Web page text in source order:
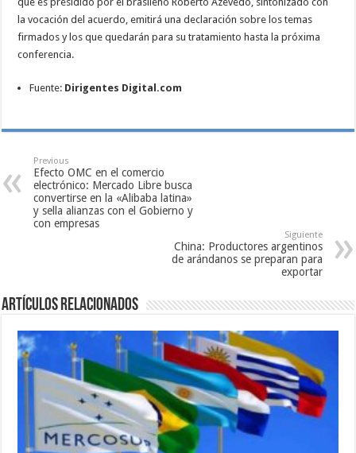
la vocación del acuerdo, emitirá una declaración sobre los temas
firmados y los que quedarán para su tratamiento hasta la próxima
conferencia.
Fuente: Dirigentes Digital.com
Previous
Efecto OMC en el comercio
electrónico: Mercado Libre busca
convertirse en la «Alibaba latina»
y sella alianzas con el Gobierno y
con empresas
Siguiente
China: Productores argentinos
de arándanos se preparan para
exportar
Artículos relacionados